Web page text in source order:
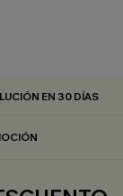
EN 30 DÍAS